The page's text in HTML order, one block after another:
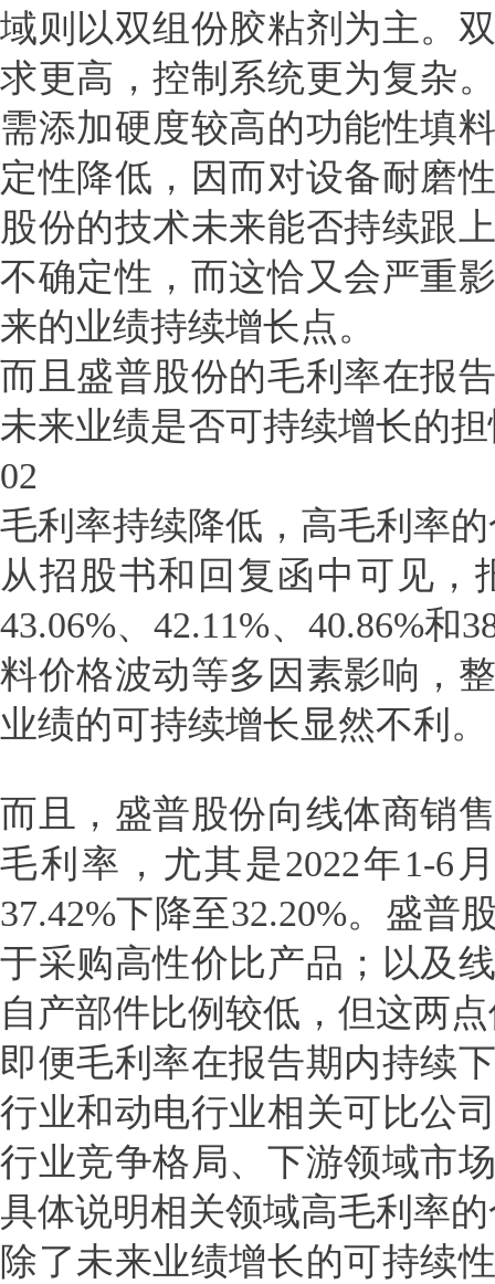
域则以双组份胶粘剂为主。
求更高，控制系统更为复杂
需添加硬度较高的功能性填
定性降低，因而对设备耐磨
股份的技术未来能否持续跟
不确定性，而这恰又会严重
来的业绩持续增长点。
而且盛普股份的毛利率在报
未来业绩是否可持续增长的
02
毛利率持续降低，高毛利率
从招股书和回复函中可见
43.06%、42.11%、40.86%
料价格波动等多因素影响，
业绩的可持续增长显然不利。
而且，盛普股份向线体商销
毛利率，尤其是2022年1-6
37.42%下降至32.20%。盛普
于采购高性价比产品；以及
自产部件比例较低，但这两
即便毛利率在报告期内持续
行业和动电行业相关可比公
行业竞争格局、下游领域市
具体说明相关领域高毛利率
除了未来业绩增长的可持续